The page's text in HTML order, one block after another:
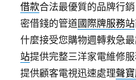
借款合法最優質的品牌行
密借錢的管道國際牌服務站
什麼接受您購物週轉救急
站提供完整三洋家電維修
提供顧客電視迅速處理聲